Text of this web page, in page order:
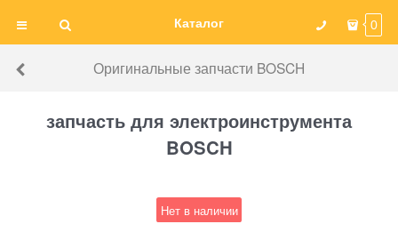
Каталог 0
Оригинальные запчасти BOSCH
запчасть для электроинструмента
BOSCH
Нет в наличии